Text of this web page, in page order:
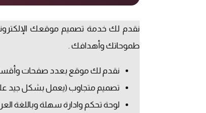
نقدم لك خدمة تصميم موقعك
طموحاتك وأهدافك .
نقدم لك موقع بعدد صفحات
تصميم متجاوب (يعمل بشكل جيد على
لوحة تحكم وادارة سهلة وباللغة